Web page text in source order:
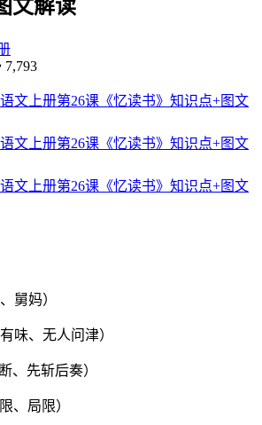
文解读
7,793
舅妈）
味、无人问津）
、先斩后奏）
、局限）